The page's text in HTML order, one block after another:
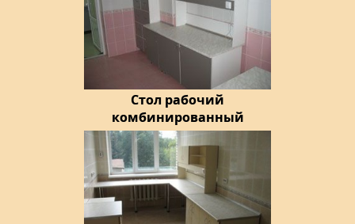
Стол рабочий
комбинированный